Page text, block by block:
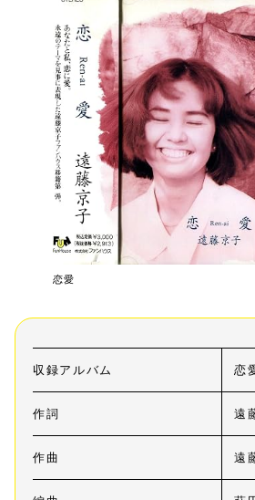
恋愛
収録アルバム 恋
作詞 遠
作曲 遠